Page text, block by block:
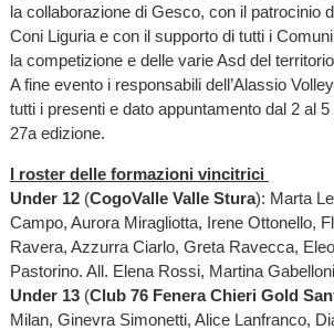
la collaborazione di Gesco, con il patrocinio
Coni Liguria e con il supporto di tutti i
la competizione e delle varie Asd del
A fine evento i responsabili dell’Alassio
tutti i presenti e dato appuntamento dal 2 al
27a edizione.
I roster delle formazioni vincitrici
Under 12(CogoValle Valle Stura): Marta
Campo, Aurora Miragliotta, Irene Ottonello,
Ravera, Azzurra Ciarlo, Greta Ravecca,
Pastorino. All. Elena Rossi, Martina
Under 13(Club 76 Fenera Chieri Gold
Milan, Ginevra Simonetti, Alice Lanfranco,